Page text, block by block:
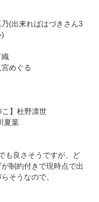
乃(出来ればはづきさん3
織
宮めぐる
】杜野凛世
夏葉
も良さそうですが、ど
制約付きで現時点で出
そうなので。